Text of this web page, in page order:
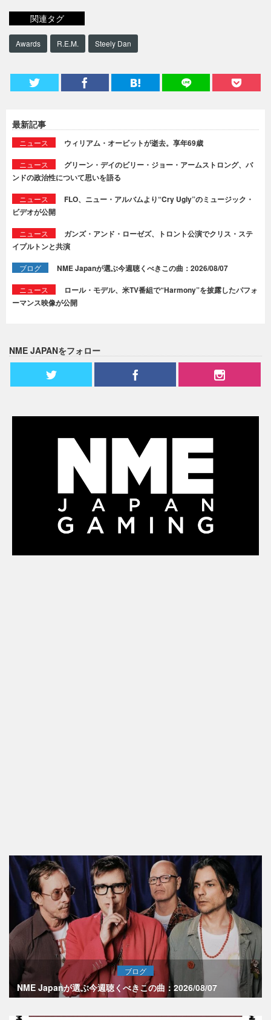
関連タグ
Awards R.E.M. Steely Dan
最新記事
ニュース ウィリアム・オービットが逝去。享年69歳
ニュース
グリーン・デイのビリー・ジョー・アームストロング、バ
ンドの政治性について思いを語る
ニュース
FLO、ニュー・アルバムより“Cry Ugly”のミュージック・
ビデオが公開
ニュース
ガンズ・アンド・ローゼズ、トロント公演でクリス・ステ
イプルトンと共演
ブログ NME Japanが選ぶ今週聴くべきこの曲：2026/08/07
ニュース
ロール・モデル、米TV番組で“Harmony”を披露したパフォ
ーマンス映像が公開
NME JAPANをフォロー
ブログ
NME Japanが選ぶ今週聴くべきこの曲：2026/08/07